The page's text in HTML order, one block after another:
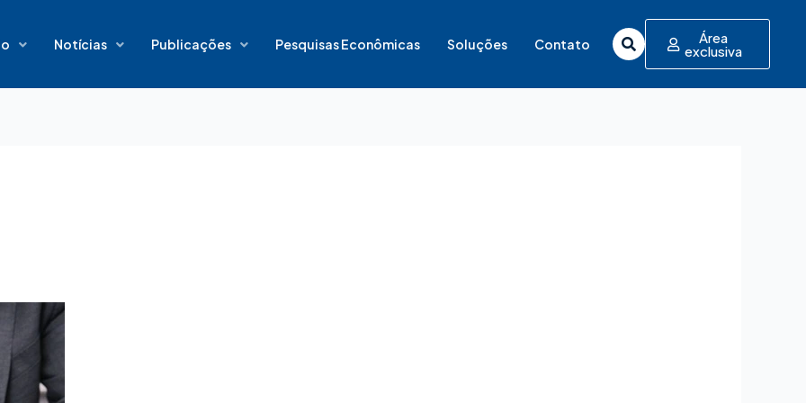
Notícias Publicações Pesquisas Econômicas Soluções Contato Área
exclusiva